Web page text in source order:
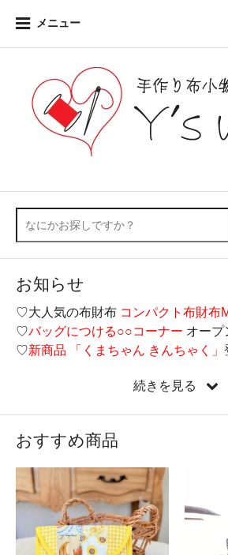
メニュー
お知らせ
♡大人気の布財布 コンパクト布財布
♡バッグにつける○○コーナー オープ
♡新商品 「くまちゃん きんちゃく」
♡遂に来ました！LIBERTY全品半額
続きを見る
おすすめ商品